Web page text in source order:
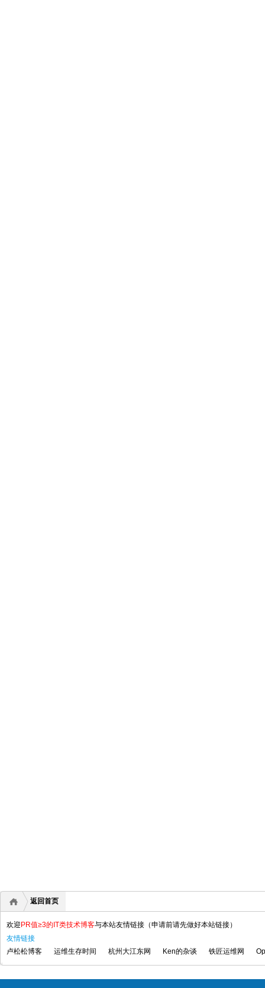
返回首页
欢迎 PR值≥3的IT类技术博客与本站友情链接（申请前请先做好本站链接）
友情链接
卢松松博客
运维生存时间 杭州大江东网 Ken的杂谈 铁匠运维网